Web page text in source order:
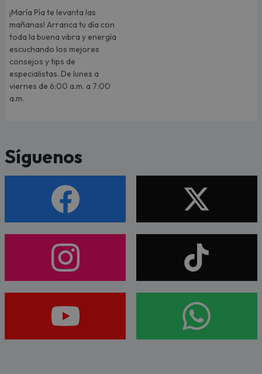
¡María Pía te levanta las
mañanas! Arranca tu día con
toda la buena vibra y energía
escuchando los mejores
consejos y tips de
especialistas. De lunes a
viernes de 6:00 a.m. a 7:00
a.m.
Síguenos